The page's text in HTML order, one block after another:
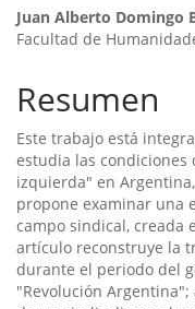
Contenido
principal
del
artículo
Juan Alberto Domingo
Facultad de
Resumen
Este trabajo está
estudia las
izquierda" en
propone examinar una
campo sindical, creada
artí­culo reconstruye la
durante el periodo del
"Revolución